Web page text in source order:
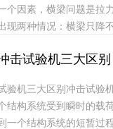
个因素，横梁问题是拉
现两种情况：横梁只降
击试验机三大区别
验机三大区别冲击试验
结构系统受到瞬时的载
一个结构系统的短暂过